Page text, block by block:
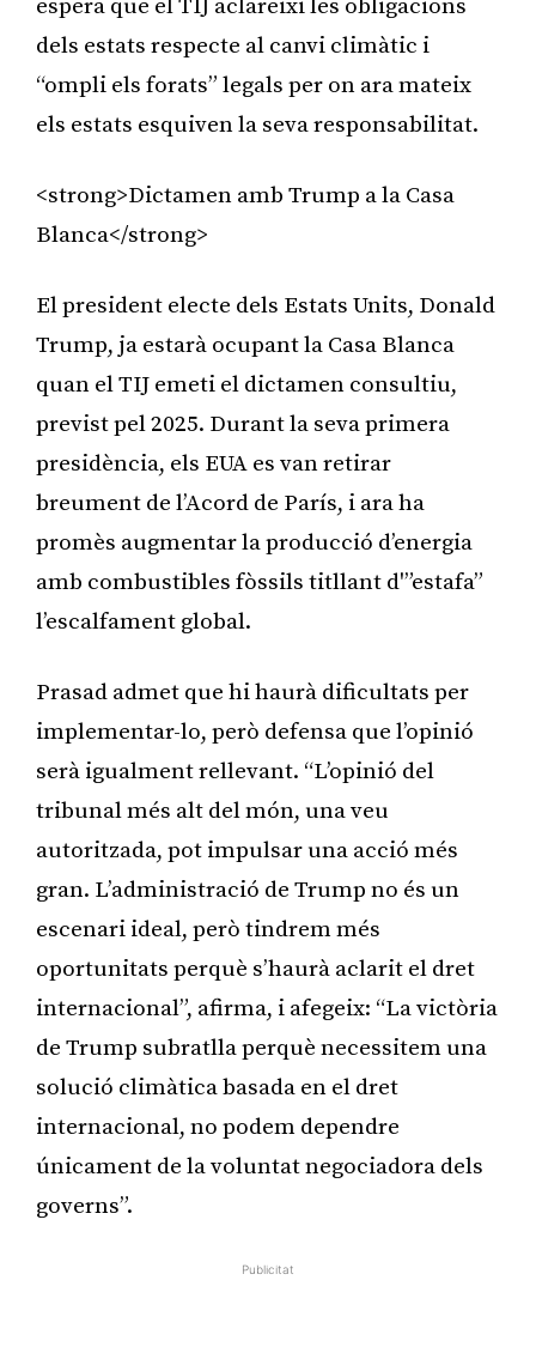
espera que el TIJ aclareixi les obligacions
dels estats respecte al canvi climàtic i
“ompli els forats” legals per on ara mateix
els estats esquiven la seva responsabilitat.
<strong>Dictamen amb Trump a la Casa
Blanca</strong>
El president electe dels Estats Units, Donald
Trump, ja estarà ocupant la Casa Blanca
quan el TIJ emeti el dictamen consultiu,
previst pel 2025. Durant la seva primera
presidència, els EUA es van retirar
breument de l’Acord de París, i ara ha
promès augmentar la producció d’energia
amb combustibles fòssils titllant d'”estafa”
l’escalfament global.
Prasad admet que hi haurà dificultats per
implementar-lo, però defensa que l’opinió
serà igualment rellevant. “L’opinió del
tribunal més alt del món, una veu
autoritzada, pot impulsar una acció més
gran. L’administració de Trump no és un
escenari ideal, però tindrem més
oportunitats perquè s’haurà aclarit el dret
internacional”, afirma, i afegeix: “La victòria
de Trump subratlla perquè necessitem una
solució climàtica basada en el dret
internacional, no podem dependre
únicament de la voluntat negociadora dels
governs”.
Publicitat